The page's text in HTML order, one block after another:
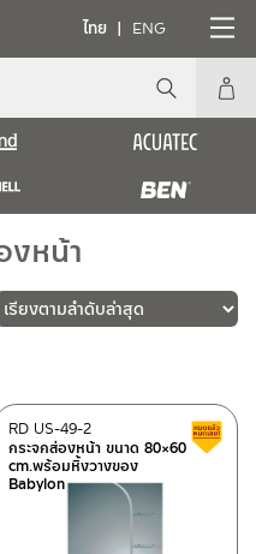
ไทย ENG
งหน้า
สินค้าลดราคา เคลียร์สต็อก
กระจกส่องหน้า ขนาด 80×60
cm.พร้อมหิ้งวางของ
Babylon
RD US-49-2